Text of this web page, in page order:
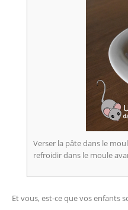
Verser la pâte dans le
refroidir dans le moule
Et vous, est-ce que vos enfants